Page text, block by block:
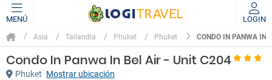
MENÚ LOGIN
Asia Tailandia Phuket Phuket CONDO IN PANWA IN
Condo In Panwa In Bel Air - Unit C204
Phuket Mostrar ubicación